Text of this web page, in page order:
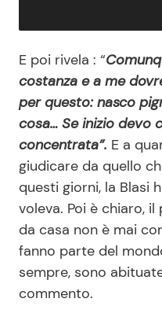
E poi rivela : “
costanza e a me
per questo: nasco
cosa… Se inizio devo
concentrata”. E a
giudicare da quello
questi giorni, la Blasi
voleva. Poi è chiaro,
da casa non è mai
fanno parte del
sempre, sono
commento.